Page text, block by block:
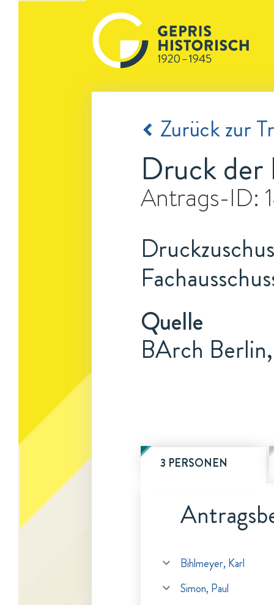
Zurück zur
Druck der
Antrags-ID:
Quelle
BArch
3 PERSONEN
Bihlmeyer, Karl
Simon, Paul